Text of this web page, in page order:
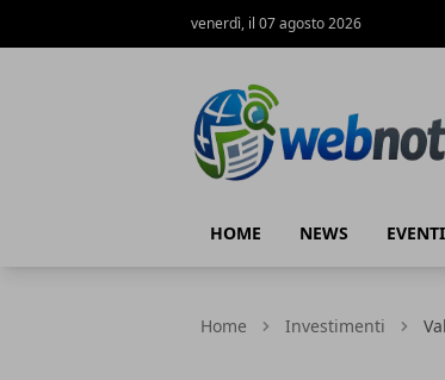
venerdì, il 07 agosto 2026
HOME NEWS EVENTI
Home Investimenti